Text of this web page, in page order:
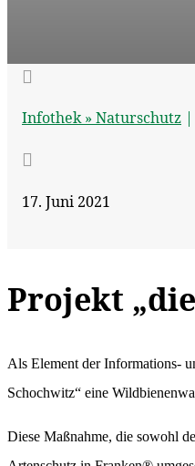

Infothek » Naturschutz |

17. Juni 2021
Projekt
Als Element der Informations-
Schochwitz“ eine
Diese Maßnahme, die sowohl